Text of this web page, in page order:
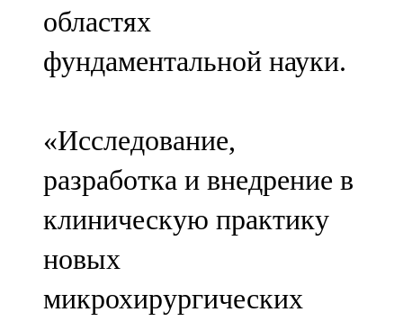
областях
фундаментальной науки.
«Исследование,
разработка и внедрение в
клиническую практику
новых
микрохирургических